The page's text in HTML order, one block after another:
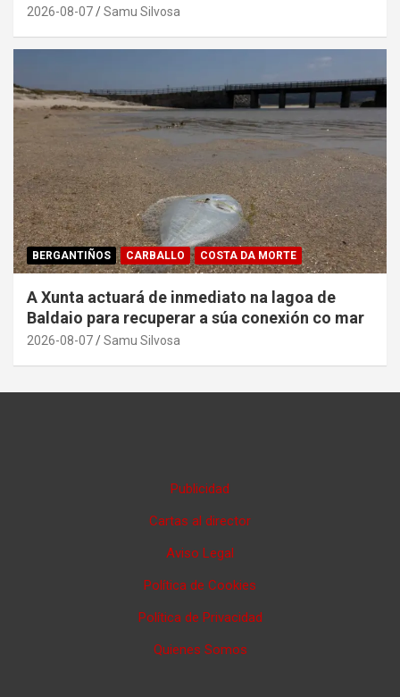
2026-08-07 Samu Silvosa
BERGANTIÑOS CARBALLO COSTA DA MORTE
A Xunta actuará de inmediato na lagoa de
Baldaio para recuperar a súa conexión co mar
2026-08-07 Samu Silvosa
Publicidad
Cartas al director
Aviso Legal
Política de Cookies
Política de Privacidad
Quienes Somos